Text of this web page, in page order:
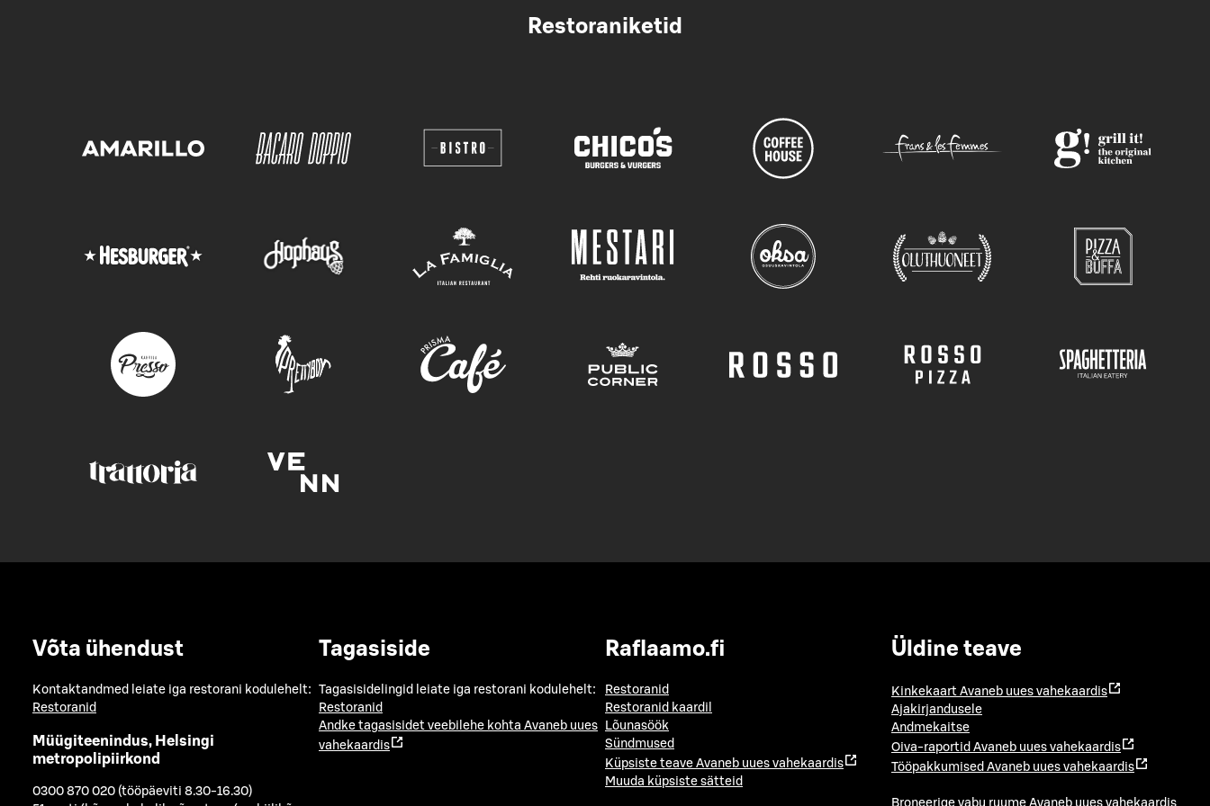
Restoraniketid
Võta ühendust
Kontaktandmed leiate iga restorani kodulehelt:
Restoranid
Müügiteenindus, Helsingi
metropolipiirkond
0300 870 020 (tööpäeviti 8.30-16.30)
Tagasiside
Tagasisidelingid leiate iga restorani kodulehelt:
Restoranid
Andke tagasisidet veebilehe kohta Avaneb uues
vahekaardis
Raflaamo.fi
Restoranid
Restoranid kaardil
Lõunasöök
Sündmused
Küpsiste teave Avaneb uues vahekaardis
Muuda küpsiste sätteid
Üldine teave
Kinkekaart Avaneb uues vahekaardis
Ajakirjandusele
Andmekaitse
Oiva-raportid Avaneb uues vahekaardis
Tööpakkumised Avaneb uues vahekaardis